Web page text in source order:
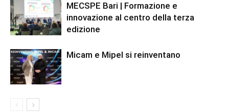
MECSPE Bari | Formazione e
innovazione al centro della terza
edizione
Micam e Mipel si reinventano